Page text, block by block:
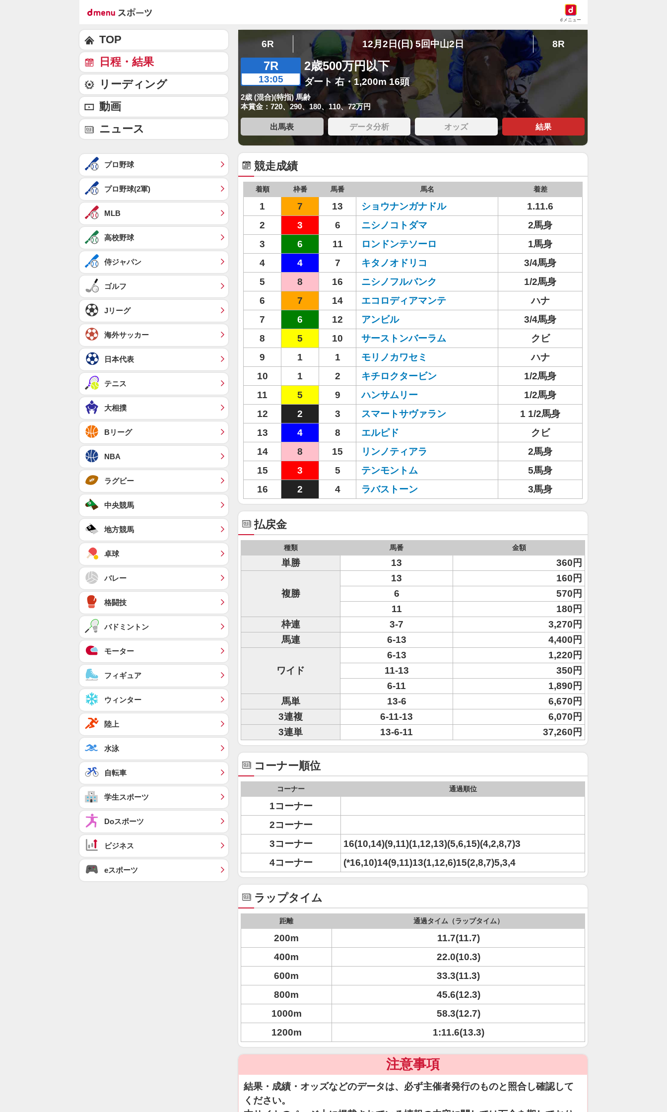
dメニュー
6R 12月2日(日) 5回中山2日 8R
7R
13:05
2歳500万円以下
ダート 右・1,200m 16頭
2歳 (混合)(特指) 馬齢
本賞金：720、290、180、110、72万円
出馬表 データ分析 オッズ 結果
競走成績
着順 枠番 馬番 馬名 着差
1 7 13 ショウナンガナドル
1.11.6
2
3 6 ニシノコトダマ
2馬身
3
6 11 ロンドンテソーロ
1馬身
4
4 7 キタノオドリコ
3/4馬身
5
8 16 ニシノフルバンク
1/2馬身
6
7 14 エコロディアマンテ
ハナ
7
6 12 アンビル
3/4馬身
8
5 10 サーストンバーラム
クビ
9
1 1 モリノカワセミ
ハナ
10
1 2 キチロクタービン
1/2馬身
11
5 9 ハンサムリー
1/2馬身
12
2 3 スマートサヴァラン
1 1/2馬身
13
4 8 エルピド
クビ
14
8 15 リンノティアラ
2馬身
15
3 5 テンモントム
5馬身
16
2 4 ラバストーン 3馬身
払戻金
種類 馬番 金額
単勝 13 360円
複勝
13
160円
6
570円
11
180円
枠連
3-7
3,270円
馬連
6-13 4,400円
ワイド
6-13
1,220円
11-13
350円
6-11
1,890円
馬単
13-6
6,670円
3連複
6-11-13
6,070円
3連単
13-6-11 37,260円
コーナー順位
コーナー 通過順位
1コーナー
2コーナー
3コーナー
16(10,14)(9,11)(1,12,13)(5,6,15)(4,2,8,7)3
4コーナー
(*16,10)14(9,11)13(1,12,6)15(2,8,7)5,3,4
ラップタイム
距離 通過タイム（ラップタイム）
200m
11.7(11.7)
400m
22.0(10.3)
600m
33.3(11.3)
800m
45.6(12.3)
1000m
58.3(12.7)
1200m
1:11.6(13.3)
注意事項
結果・成績・オッズなどのデータは、必ず主催者発行のものと照合し確認して
ください。
TOP
日程・結果
リーディング
動画
ニュース
プロ野球
プロ野球(2軍)
MLB
高校野球
侍ジャパン
ゴルフ
Jリーグ
海外サッカー
日本代表
テニス
大相撲
Bリーグ
NBA
ラグビー
中央競馬
地方競馬
卓球
バレー
格闘技
バドミントン
モーター
フィギュア
ウィンター
陸上
水泳
自転車
学生スポーツ
Doスポーツ
ビジネス
eスポーツ